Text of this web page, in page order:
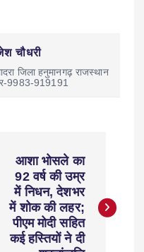
चौधरी
जिला हनुमानगढ़ राजस्थान
9983-919191
आशा भोसले का
92 वर्ष की उम्र
में निधन, देशभर
में शोक की लहर;
पीएम मोदी सहित
कई हस्तियों ने दी